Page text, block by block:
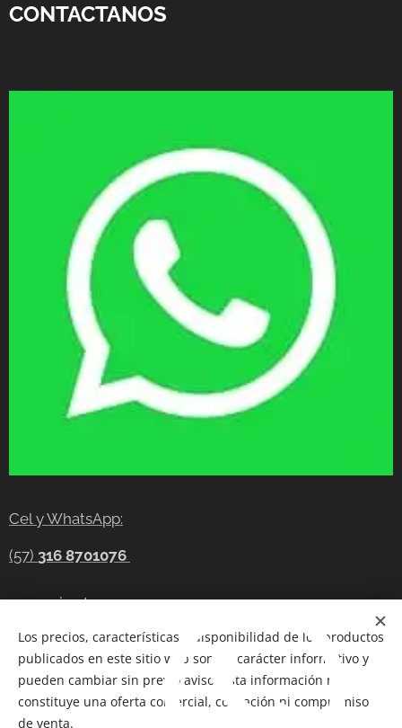
CONTACTANOS
Cel y WhatsApp:
(57) 316 8701076
gerencia@tecnocompras.com.co
Cel y WhatsApp:(57)316 8701076
Cel: (57) 300 8686914
Telegram:
Los precios, características y disponibilidad de los productos
publicados en este sitio web son de carácter informativo y
pueden cambiar sin previo aviso. Esta información no
constituye una oferta comercial, cotización ni compromiso
de venta.